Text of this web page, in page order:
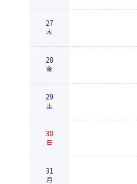
27
木
28
金
29
土
30
日
31
月